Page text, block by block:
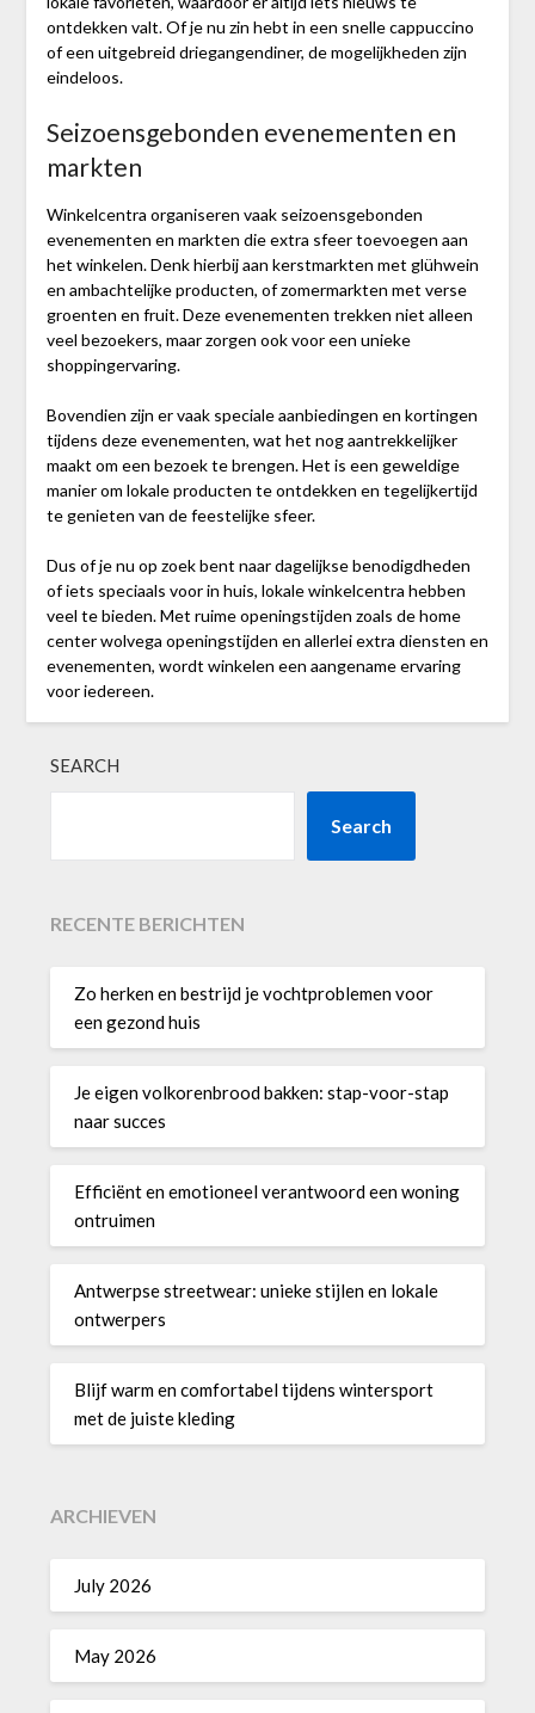
ontdekken valt. Of je nu zin hebt in een snelle cappuccino
of een uitgebreid driegangendiner, de mogelijkheden zijn
eindeloos.
Seizoensgebonden evenementen en
markten
Winkelcentra organiseren vaak seizoensgebonden
evenementen en markten die extra sfeer toevoegen aan
het winkelen. Denk hierbij aan kerstmarkten met glühwein
en ambachtelijke producten, of zomermarkten met verse
groenten en fruit. Deze evenementen trekken niet alleen
veel bezoekers, maar zorgen ook voor een unieke
shoppingervaring.
Bovendien zijn er vaak speciale aanbiedingen en kortingen
tijdens deze evenementen, wat het nog aantrekkelijker
maakt om een bezoek te brengen. Het is een geweldige
manier om lokale producten te ontdekken en tegelijkertijd
te genieten van de feestelijke sfeer.
Dus of je nu op zoek bent naar dagelijkse benodigdheden
of iets speciaals voor in huis, lokale winkelcentra hebben
veel te bieden. Met ruime openingstijden zoals de home
center wolvega openingstijden en allerlei extra diensten en
evenementen, wordt winkelen een aangename ervaring
voor iedereen.
SEARCH
Search
RECENTE BERICHTEN
Zo herken en bestrijd je vochtproblemen voor
een gezond huis
Je eigen volkorenbrood bakken: stap-voor-stap
naar succes
Efficiënt en emotioneel verantwoord een woning
ontruimen
Antwerpse streetwear: unieke stijlen en lokale
ontwerpers
Blijf warm en comfortabel tijdens wintersport
met de juiste kleding
ARCHIEVEN
July 2026
May 2026